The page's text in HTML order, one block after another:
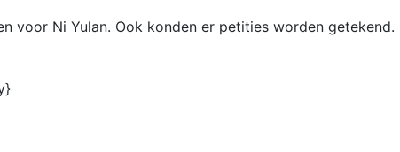
voor Ni Yulan. Ook konden er petities worden getekend.